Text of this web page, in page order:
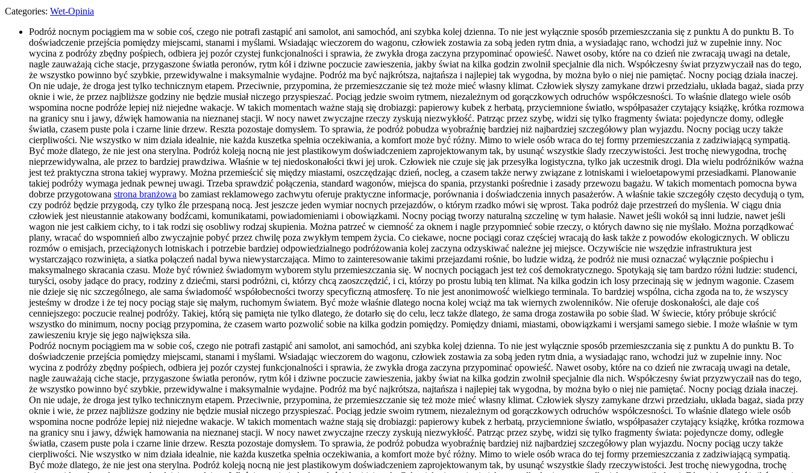
Categories: Wet-Opinia
Podróż nocnym pociągiem ma w sobie coś, czego nie potrafi zastąpić ani samolot, ani samochód, ani szybka kolej dzienna. To nie jest wyłącznie sposób przemieszczania się z punktu A do punktu B. To
doświadczenie przejścia pomiędzy miejscami, stanami i myślami. Wsiadając wieczorem do wagonu, człowiek zostawia za sobą jeden rytm dnia, a wysiadając rano, wchodzi już w zupełnie inny. Noc
wycina z podróży zbędny pośpiech, odbiera jej pozór czystej funkcjonalności i sprawia, że zwykła droga zaczyna przypominać opowieść. Nawet osoby, które na co dzień nie zwracają uwagi na detale,
nagle zauważają ciche stacje, przygaszone światła peronów, rytm kół i dziwne poczucie zawieszenia, jakby świat na kilka godzin zwolnił specjalnie dla nich. Współczesny świat przyzwyczaił nas do tego,
że wszystko powinno być szybkie, przewidywalne i maksymalnie wydajne. Podróż ma być najkrótsza, najtańsza i najlepiej tak wygodna, by można było o niej nie pamiętać. Nocny pociąg działa inaczej.
On nie udaje, że droga jest tylko technicznym etapem. Przeciwnie, przypomina, że przemieszczanie się też może mieć własny klimat. Człowiek słyszy zamykane drzwi przedziału, układa bagaż, siada przy
oknie i wie, że przez najbliższe godziny nie będzie musiał niczego przyspieszać. Pociąg jedzie swoim rytmem, niezależnym od gorączkowych odruchów współczesności. To właśnie dlatego wiele osób
wspomina nocne podróże lepiej niż niejedne wakacje. W takich momentach ważne stają się drobiazgi: papierowy kubek z herbatą, przyciemnione światło, współpasażer czytający książkę, krótka rozmowa
na granicy snu i jawy, dźwięk hamowania na nieznanej stacji. W nocy nawet zwyczajne rzeczy zyskują niezwykłość. Patrząc przez szybę, widzi się tylko fragmenty świata: pojedyncze domy, odległe
światła, czasem puste pola i czarne linie drzew. Reszta pozostaje domysłem. To sprawia, że podróż pobudza wyobraźnię bardziej niż najbardziej szczegółowy plan wyjazdu. Nocny pociąg uczy także
cierpliwości. Nie wszystko w nim działa idealnie, nie każda kuszetka spełnia oczekiwania, a komfort może być różny. Mimo to wiele osób wraca do tej formy przemieszczania z zadziwiającą sympatią.
Być może dlatego, że nie jest ona sterylna. Podróż koleją nocną nie jest plastikowym doświadczeniem zaprojektowanym tak, by usunąć wszystkie ślady rzeczywistości. Jest trochę niewygodna, trochę
nieprzewidywalna, ale przez to bardziej prawdziwa. Właśnie w tej niedoskonałości tkwi jej urok. Człowiek nie czuje się jak przesyłka logistyczna, tylko jak uczestnik drogi. Dla wielu podróżników ważna
jest też praktyczna strona takiej wyprawy. Można przemieścić się między miastami, oszczędzając dzień, nocleg, a czasem także nerwy związane z lotniskami i wieloetapowymi przesiadkami. Planowanie
takiej podróży wymaga jednak pewnej uwagi. Trzeba sprawdzić połączenia, standard wagonów, miejsca do spania, przystanki pośrednie i zasady przewozu bagażu. W takich momentach pomocna bywa
dobrze przygotowana strona branżowa bo zamiast reklamowego zachwytu oferuje praktyczne informacje, porównania i doświadczenia innych pasażerów. A właśnie takie szczegóły często decydują o tym,
czy podróż będzie przygodą, czy tylko źle przespaną nocą. Jest jeszcze jeden wymiar nocnych przejazdów, o którym rzadko mówi się wprost. Taka podróż daje przestrzeń do myślenia. W ciągu dnia
człowiek jest nieustannie atakowany bodźcami, komunikatami, powiadomieniami i obowiązkami. Nocny pociąg tworzy naturalną szczelinę w tym hałasie. Nawet jeśli wokół są inni ludzie, nawet jeśli
wagon nie jest całkiem cichy, to i tak rodzi się osobliwy rodzaj skupienia. Można patrzeć w ciemność za oknem i nagle przypomnieć sobie rzeczy, o których dawno się nie myślało. Można porządkować
plany, wracać do wspomnień albo zwyczajnie pobyć przez chwilę poza zwykłym tempem życia. Co ciekawe, nocne pociągi coraz częściej wracają do łask także z powodów ekologicznych. W obliczu
rozmów o emisjach, przeciążonych lotniskach i potrzebie bardziej odpowiedzialnego podróżowania kolej zaczyna odzyskiwać należne jej miejsce. Oczywiście nie wszędzie infrastruktura jest
wystarczająco rozwinięta, a siatka połączeń nadal bywa niewystarczająca. Mimo to zainteresowanie takimi przejazdami rośnie, bo ludzie widzą, że podróż nie musi oznaczać wyłącznie pośpiechu i
maksymalnego skracania czasu. Może być również świadomym wyborem stylu przemieszczania się. W nocnych pociągach jest też coś demokratycznego. Spotykają się tam bardzo różni ludzie: studenci,
turyści, osoby jadące do pracy, rodziny z dziećmi, starsi podróżni, ci, którzy chcą zaoszczędzić, i ci, którzy po prostu lubią ten klimat. Na kilka godzin ich losy przecinają się w jednym wagonie. Czasem
nie dzieje się nic szczególnego, ale sama świadomość współobecności tworzy specyficzną atmosferę. To nie jest anonimowość wielkiego terminala. To bardziej wspólna, cicha zgoda na to, że wszyscy
jesteśmy w drodze i że tej nocy pociąg staje się małym, ruchomym światem. Być może właśnie dlatego nocna kolej wciąż ma tak wiernych zwolenników. Nie oferuje doskonałości, ale daje coś
cenniejszego: poczucie realnej podróży. Takiej, którą się pamięta nie tylko dlatego, że dotarło się do celu, lecz także dlatego, że sama droga zostawiła po sobie ślad. W świecie, który próbuje skrócić
wszystko do minimum, nocny pociąg przypomina, że czasem warto pozwolić sobie na kilka godzin pomiędzy. Pomiędzy dniami, miastami, obowiązkami i wersjami samego siebie. I może właśnie w tym
zawieszeniu kryje się jego największa siła.
Podróż nocnym pociągiem ma w sobie coś, czego nie potrafi zastąpić ani samolot, ani samochód, ani szybka kolej dzienna. To nie jest wyłącznie sposób przemieszczania się z punktu A do punktu B. To
doświadczenie przejścia pomiędzy miejscami, stanami i myślami. Wsiadając wieczorem do wagonu, człowiek zostawia za sobą jeden rytm dnia, a wysiadając rano, wchodzi już w zupełnie inny. Noc
wycina z podróży zbędny pośpiech, odbiera jej pozór czystej funkcjonalności i sprawia, że zwykła droga zaczyna przypominać opowieść. Nawet osoby, które na co dzień nie zwracają uwagi na detale,
nagle zauważają ciche stacje, przygaszone światła peronów, rytm kół i dziwne poczucie zawieszenia, jakby świat na kilka godzin zwolnił specjalnie dla nich. Współczesny świat przyzwyczaił nas do tego,
że wszystko powinno być szybkie, przewidywalne i maksymalnie wydajne. Podróż ma być najkrótsza, najtańsza i najlepiej tak wygodna, by można było o niej nie pamiętać. Nocny pociąg działa inaczej.
On nie udaje, że droga jest tylko technicznym etapem. Przeciwnie, przypomina, że przemieszczanie się też może mieć własny klimat. Człowiek słyszy zamykane drzwi przedziału, układa bagaż, siada przy
oknie i wie, że przez najbliższe godziny nie będzie musiał niczego przyspieszać. Pociąg jedzie swoim rytmem, niezależnym od gorączkowych odruchów współczesności. To właśnie dlatego wiele osób
wspomina nocne podróże lepiej niż niejedne wakacje. W takich momentach ważne stają się drobiazgi: papierowy kubek z herbatą, przyciemnione światło, współpasażer czytający książkę, krótka rozmowa
na granicy snu i jawy, dźwięk hamowania na nieznanej stacji. W nocy nawet zwyczajne rzeczy zyskują niezwykłość. Patrząc przez szybę, widzi się tylko fragmenty świata: pojedyncze domy, odległe
światła, czasem puste pola i czarne linie drzew. Reszta pozostaje domysłem. To sprawia, że podróż pobudza wyobraźnię bardziej niż najbardziej szczegółowy plan wyjazdu. Nocny pociąg uczy także
cierpliwości. Nie wszystko w nim działa idealnie, nie każda kuszetka spełnia oczekiwania, a komfort może być różny. Mimo to wiele osób wraca do tej formy przemieszczania z zadziwiającą sympatią.
Być może dlatego, że nie jest ona sterylna. Podróż koleją nocną nie jest plastikowym doświadczeniem zaprojektowanym tak, by usunąć wszystkie ślady rzeczywistości. Jest trochę niewygodna, trochę